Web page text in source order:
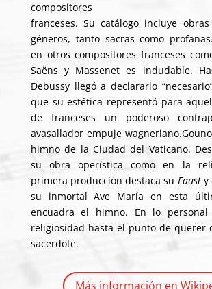
compositores
franceses. Su catálogo incluye
géneros, tanto sacras como
en otros compositores franceses
Saëns y Massenet es indudable.
Debussy llegó a declararlo
que su estética representó para
de franceses un poderoso
avasallador empuje
himno de la Ciudad del Vaticano.
su obra operística como en la
primera producción destaca su Fausty
su inmortal Ave María en esta
encuadra el himno. En lo
religiosidad hasta el punto de querer
sacerdote.
Más información en